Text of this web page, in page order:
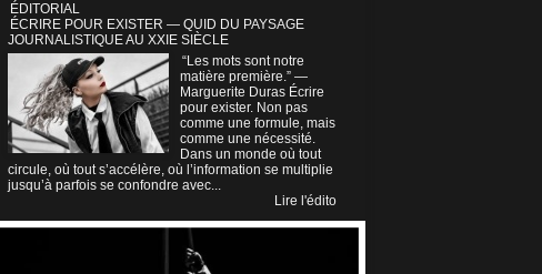
ÉDITORIAL
ÉCRIRE POUR EXISTER — QUID DU PAYSAGE
JOURNALISTIQUE AU XXIE SIÈCLE
“Les mots sont notre
matière première.” —
Marguerite Duras Écrire
pour exister. Non pas
comme une formule, mais
comme une nécessité.
Dans un monde où tout
circule, où tout s’accélère, où l’information se multiplie
jusqu’à parfois se confondre avec...
Lire l'édito